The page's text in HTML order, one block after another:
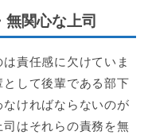
関心な上司
責任感に欠けていま
して後輩である部下
ければならないのが
司はそれらの責務を無